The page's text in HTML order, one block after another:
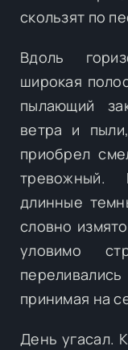
скользят по
Вдоль
широкая
пылающий
ветра и
приобрел
тревожный.
длинные
словно
уловимо
принимая на
День угасал.